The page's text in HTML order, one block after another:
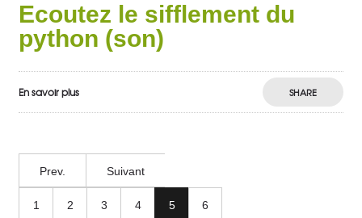
Ecoutez le sifflement du
python (son)
En savoir plus SHARE
Prev. Suivant
1 2 3 4 5 6